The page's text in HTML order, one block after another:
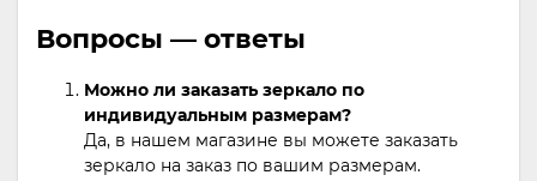
Вопросы — ответы
Можно ли заказать зеркало по
индивидуальным размерам?
Да, в нашем магазине вы можете заказать
зеркало на заказ по вашим размерам.